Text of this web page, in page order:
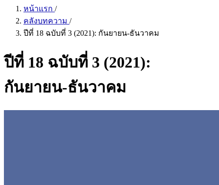
หน้าแรก /
คลังบทความ /
ปีที่ 18 ฉบับที่ 3 (2021): กันยายน-ธันวาคม
ปีที่ 18 ฉบับที่ 3 (2021):
กันยายน-ธันวาคม